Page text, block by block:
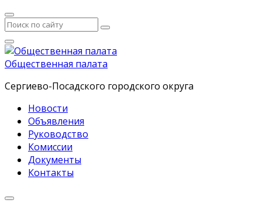
Общественная палата
Сергиево-Посадского городского округа
Новости
Объявления
Руководство
Комиссии
Документы
Контакты